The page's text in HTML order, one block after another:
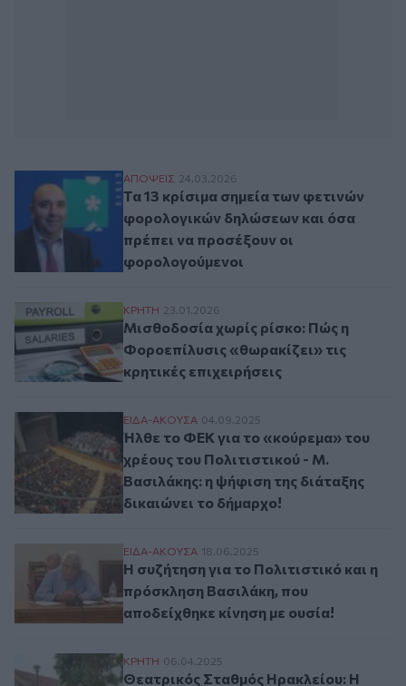
Τα 13 κρίσιμα σημεία των φετινών
ΑΠΟΨΕΙΣ 24.03.2026
Τα 13 κρίσιμα σημεία των φετινών
φορολογικών δηλώσεων και όσα
πρέπει να προσέξουν οι
φορολογούμενοι
Μισθοδοσία χωρίς ρίσκο: Πώς η
ΚΡΗΤΗ 23.01.2026
Μισθοδοσία χωρίς ρίσκο: Πώς η
Φοροεπίλυσις «θωρακίζει» τις
κρητικές επιχειρήσεις
Ήλθε το ΦΕΚ για το «κούρεμα» του
ΕΙΔΑ-ΑΚΟΥΣΑ 04.09.2025
Ήλθε το ΦΕΚ για το «κούρεμα» του
χρέους του Πολιτιστικού - Μ.
Βασιλάκης: η ψήφιση της διάταξης
δικαιώνει το δήμαρχο!
Η συζήτηση για το Πολιτιστικό και η
ΕΙΔΑ-ΑΚΟΥΣΑ 18.06.2025
Η συζήτηση για το Πολιτιστικό και η
πρόσκληση Βασιλάκη, που
αποδείχθηκε κίνηση με ουσία!
Θεατρικός Σταθμός Ηρακλείου: Η
ΚΡΗΤΗ 06.04.2025
Θεατρικός Σταθμός Ηρακλείου: Η